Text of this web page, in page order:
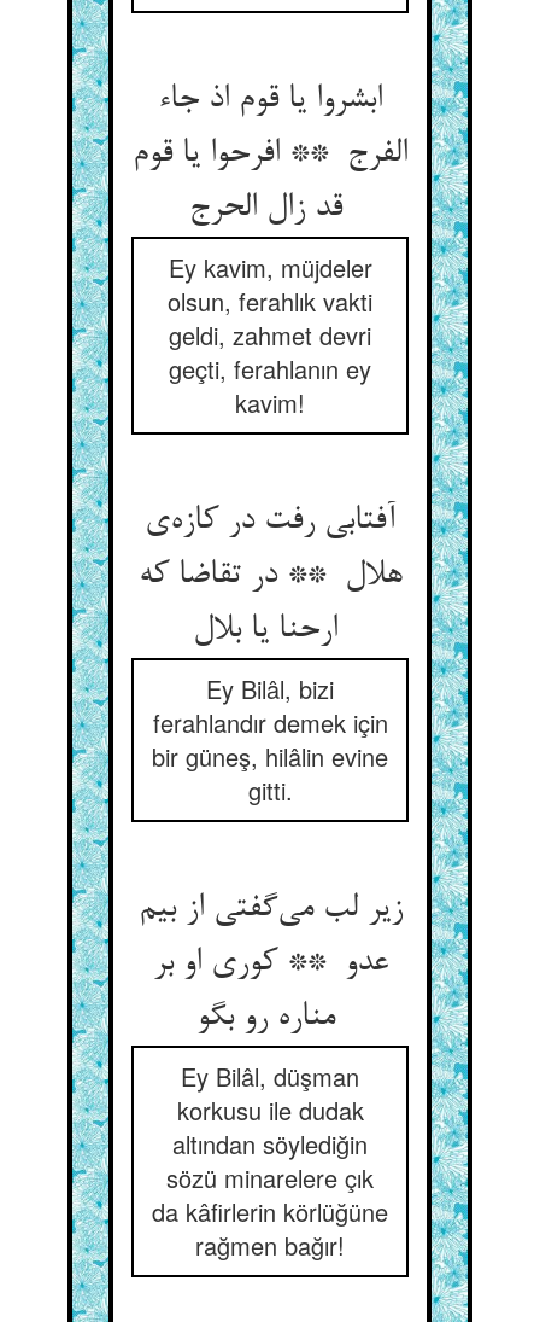
ابشروا یا قوم اذ جاء
الفرج ** افرحوا یا قوم
قد زال الحرج
Ey kavim, müjdeler
olsun, ferahlık vakti
geldi, zahmet devri
geçti, ferahlanın ey
kavim!
آفتابی رفت در کازه‌ی
هلال ** در تقاضا که
Ey Bilâl, bizi
ferahlandır demek için
bir güneş, hilâlin evine
gitti.
زیر لب می‌گفتی از بیم
عدو ** کوری او بر
مناره رو بگو
Ey Bilâl, düşman
korkusu ile dudak
altından söylediğin
sözü minarelere çık
da kâfirlerin körlüğüne
rağmen bağır!